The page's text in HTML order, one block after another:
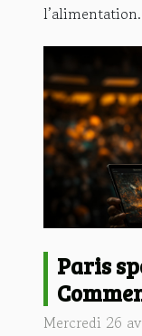
Paris
promo
Mercredi 26